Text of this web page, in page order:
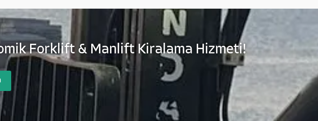
Forklift & Manlift Kiralama Hizmeti!